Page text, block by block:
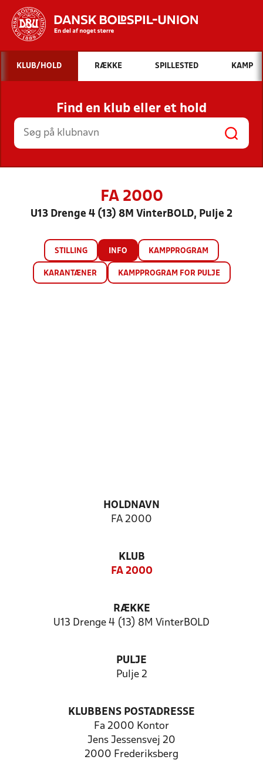
Hvad vil du søge efter?
INDHOLD OG NYHEDER
STILLINGER, RESULTATER, KLUBBER OG
HOLD
KLUB/HOLD RÆKKE SPILLESTED KAMP
Find en klub eller et hold
FA 2000
U13 Drenge 4 (13) 8M VinterBOLD, Pulje 2
STILLING INFO KAMPPROGRAM
KARANTÆNER KAMPPROGRAM FOR PULJE
HOLDNAVN
FA 2000
KLUB
FA 2000
RÆKKE
U13 Drenge 4 (13) 8M VinterBOLD
PULJE
Pulje 2
KLUBBENS POSTADRESSE
Fa 2000 Kontor
Jens Jessensvej 20
2000 Frederiksberg